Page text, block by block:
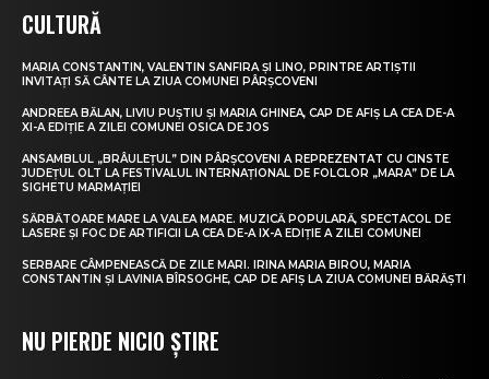
CULTURĂ
MARIA CONSTANTIN, VALENTIN SANFIRA ȘI LINO, PRINTRE ARTIȘTII
INVITAȚI SĂ CÂNTE LA ZIUA COMUNEI PÂRȘCOVENI
ANDREEA BĂLAN, LIVIU PUȘTIU ȘI MARIA GHINEA, CAP DE AFIȘ LA CEA DE-A
XI-A EDIȚIE A ZILEI COMUNEI OSICA DE JOS
ANSAMBLUL „BRÂULEȚUL” DIN PÂRȘCOVENI A REPREZENTAT CU CINSTE
JUDEȚUL OLT LA FESTIVALUL INTERNAȚIONAL DE FOLCLOR „MARA” DE LA
SIGHETU MARMAȚIEI
SĂRBĂTOARE MARE LA VALEA MARE. MUZICĂ POPULARĂ, SPECTACOL DE
LASERE ȘI FOC DE ARTIFICII LA CEA DE-A IX-A EDIȚIE A ZILEI COMUNEI
SERBARE CÂMPENEASCĂ DE ZILE MARI. IRINA MARIA BIROU, MARIA
CONSTANTIN ȘI LAVINIA BÎRSOGHE, CAP DE AFIȘ LA ZIUA COMUNEI BĂRĂȘTI
NU PIERDE NICIO ȘTIRE